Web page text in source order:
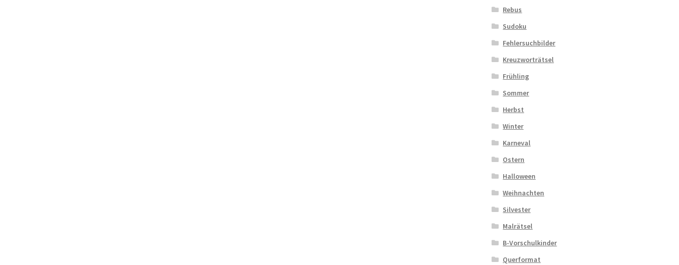
Rebus
Sudoku
Fehlersuchbilder
Kreuzworträtsel
Frühling
Sommer
Herbst
Winter
Karneval
Ostern
Halloween
Weihnachten
Silvester
Malrätsel
B-Vorschulkinder
Querformat